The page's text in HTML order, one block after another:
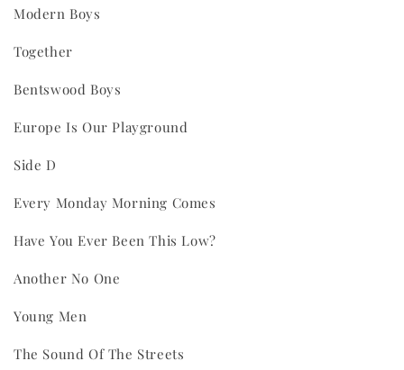
Modern Boys
Together
Bentswood Boys
Europe Is Our Playground
Side D
Every Monday Morning Comes
Have You Ever Been This Low?
Another No One
Young Men
The Sound Of The Streets